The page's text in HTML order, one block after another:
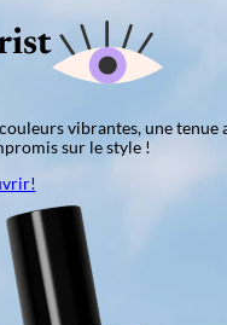
vibrantes, une tenue
sur le style !